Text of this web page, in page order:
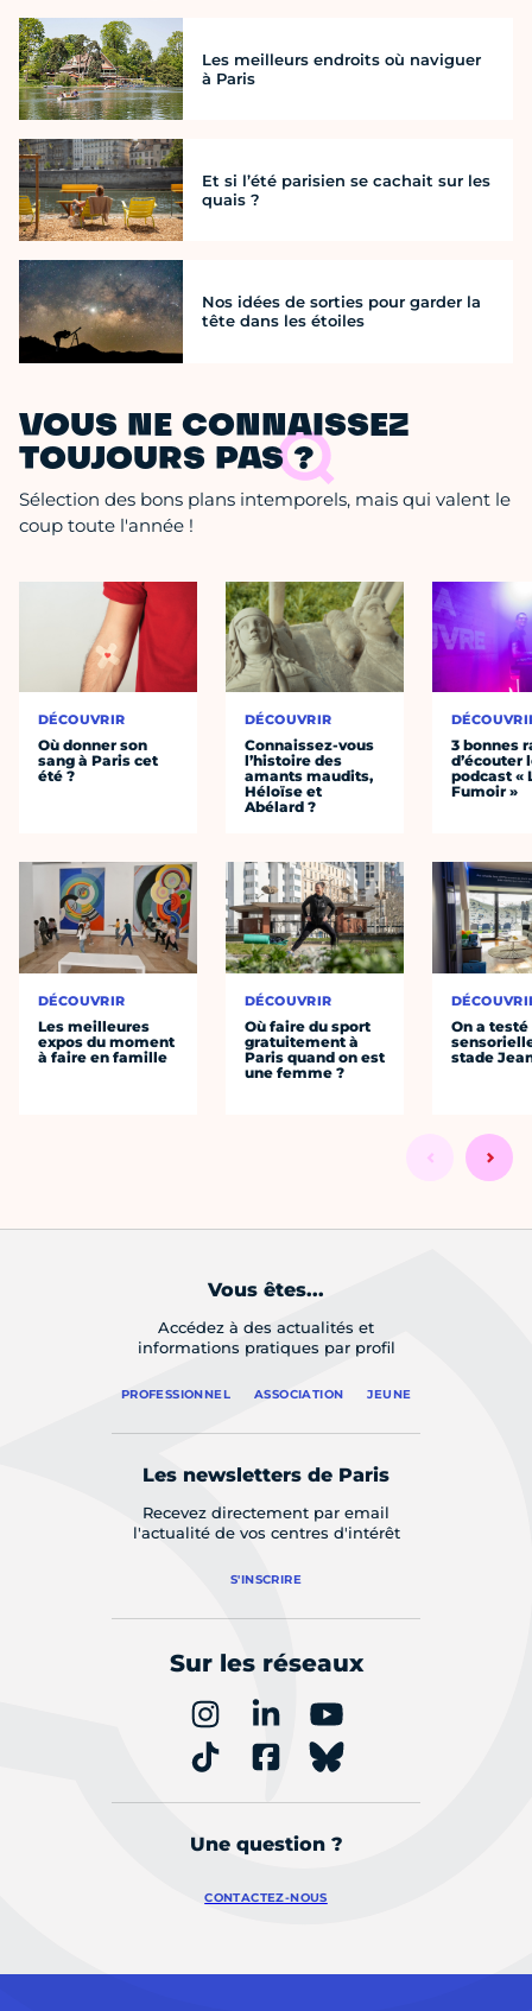
Les meilleurs endroits où naviguer
à Paris
Et si l’été parisien se cachait sur les
quais ?
Nos idées de sorties pour garder la
tête dans les étoiles
VOUS NE CONNAISSEZ
TOUJOURS PAS ?
Sélection des bons plans intemporels, mais qui valent le
coup toute l'année !
DÉCOUVRIR
Où donner son
sang à Paris cet
été ?
DÉCOUVRIR
Les meilleures
expos du moment
à faire en famille
DÉCOUVRIR
Connaissez-vous
l’histoire des
amants maudits,
Héloïse et
Abélard ?
DÉCOUVRIR
Où faire du sport
gratuitement à
Paris quand on est
une femme ?
3 bonnes
d’écouter
podcast «
Fumoir »
On a
stade
Vous êtes...
Accédez à des actualités et
informations pratiques par profil
PROFESSIONNEL ASSOCIATION JEUNE
Les newsletters de Paris
Recevez directement par email
l'actualité de vos centres d'intérêt
S'INSCRIRE
Sur les réseaux
Une question ?
CONTACTEZ-NOUS